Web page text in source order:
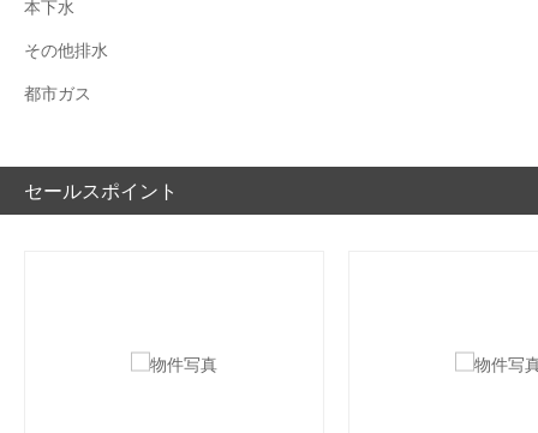
本下水
その他排水
都市ガス
セールスポイント